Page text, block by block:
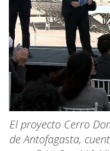
El proyecto Cerro
de Antofagasta,